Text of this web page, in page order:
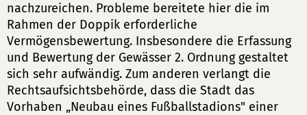
nachzureichen. Probleme bereitete hier die im
Rahmen der Doppik erforderliche
Vermögensbewertung. Insbesondere die Erfassung
und Bewertung der Gewässer 2. Ordnung gestaltet
sich sehr aufwändig. Zum anderen verlangt die
Rechtsaufsichtsbehörde, dass die Stadt das
Vorhaben „Neubau eines Fußballstadions" einer